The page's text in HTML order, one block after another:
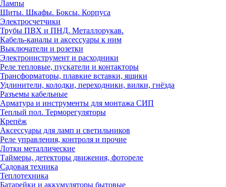
Лампы
Щиты. Шкафы. Боксы. Корпуса
Электросчетчики
Трубы ПВХ и ПНД. Металлорукав.
Кабель-каналы и аксессуары к ним
Выключатели и розетки
Электроинструмент и расходники
Реле тепловые, пускатели и контакторы
Трансформаторы, плавкие вставки, ящики
Удлинители, колодки, переходники, вилки, гнёзда
Разъемы кабельные
Арматура и инструменты для монтажа СИП
Теплый пол. Терморегуляторы
Крепёж
Аксессуары для ламп и светильников
Реле управления, контроля и прочие
Лотки металлические
Таймеры, детекторы движения, фотореле
Садовая техника
Теплотехника
Батарейки и аккумуляторы бытовые